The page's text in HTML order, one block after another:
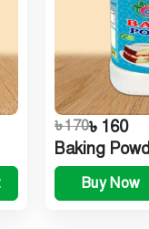
৳ 170৳ 160
Baking
Buy Now